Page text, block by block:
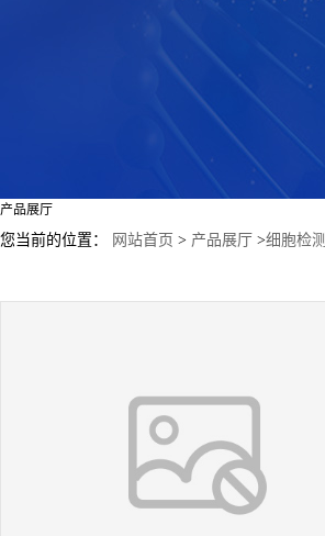
产品展厅
您当前的位置： 网站首页 > 产品展厅 >细胞检测